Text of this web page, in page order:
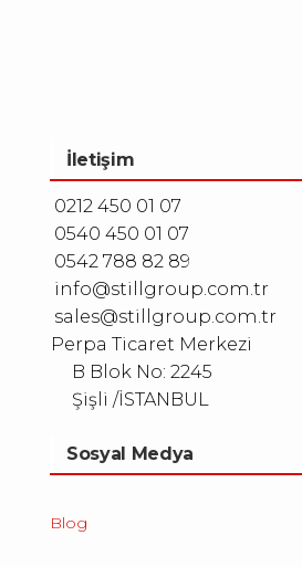
İletişim
0212 450 01 07
0540 450 01 07
0542 788 82 89
info@stillgroup.com.tr
sales@stillgroup.com.tr
Perpa Ticaret Merkezi
B Blok No: 2245
Şişli /İSTANBUL
Sosyal Medya
Blog